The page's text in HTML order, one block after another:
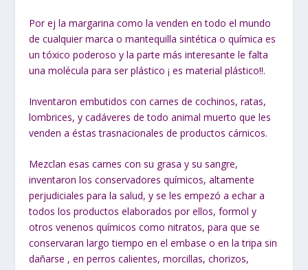
Por ej la margarina como la venden en todo el mundo
de cualquier marca o mantequilla sintética o química es
un tóxico poderoso y la parte más interesante le falta
una molécula para ser plástico ¡ es material plástico!!.
Inventaron embutidos con carnes de cochinos, ratas,
lombrices, y cadáveres de todo animal muerto que les
venden a éstas trasnacionales de productos cárnicos.
Mezclan esas carnes con su grasa y su sangre,
inventaron los conservadores químicos, altamente
perjudiciales para la salud, y se les empezó a echar a
todos los productos elaborados por ellos, formol y
otros venenos químicos como nitratos, para que se
conservaran largo tiempo en el embase o en la tripa sin
dañarse , en perros calientes, morcillas, chorizos,